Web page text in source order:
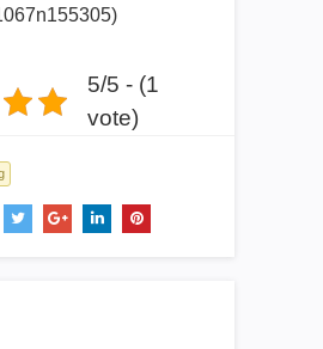
5/5 - (1
vote)